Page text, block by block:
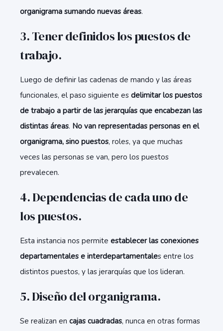
organigrama sumando nuevas áreas.
3. Tener definidos los puestos de
trabajo.
Luego de definir las cadenas de mando y las áreas
funcionales, el paso siguiente es delimitar los puestos
de trabajo a partir de las jerarquías que encabezan las
distintas áreas. No van representadas personas en el
organigrama, sino puestos, roles, ya que muchas
veces las personas se van, pero los puestos
prevalecen.
4. Dependencias de cada uno de
los puestos.
Esta instancia nos permite establecer las conexiones
departamentales e interdepartamentales entre los
distintos puestos, y las jerarquías que los lideran.
5. Diseño del organigrama.
Se realizan en cajas cuadradas, nunca en otras formas